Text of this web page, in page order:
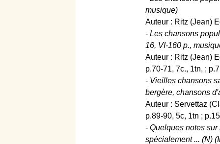
musique)
Auteur : Ritz (Jean)
- Les chansons
16, VI-160 p.,
Auteur : Ritz (Jean)
p.70-71, 7c., 1tn, ;
- Vieilles chansons
bergère, chansons
Auteur : Servettaz
p.89-90, 5c, 1tn ;
- Quelques notes
spécialement ... (N)